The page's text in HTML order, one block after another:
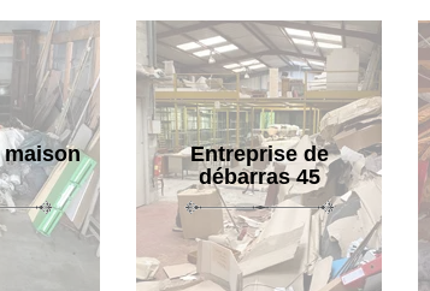
maison
Entreprise de
débarras 45